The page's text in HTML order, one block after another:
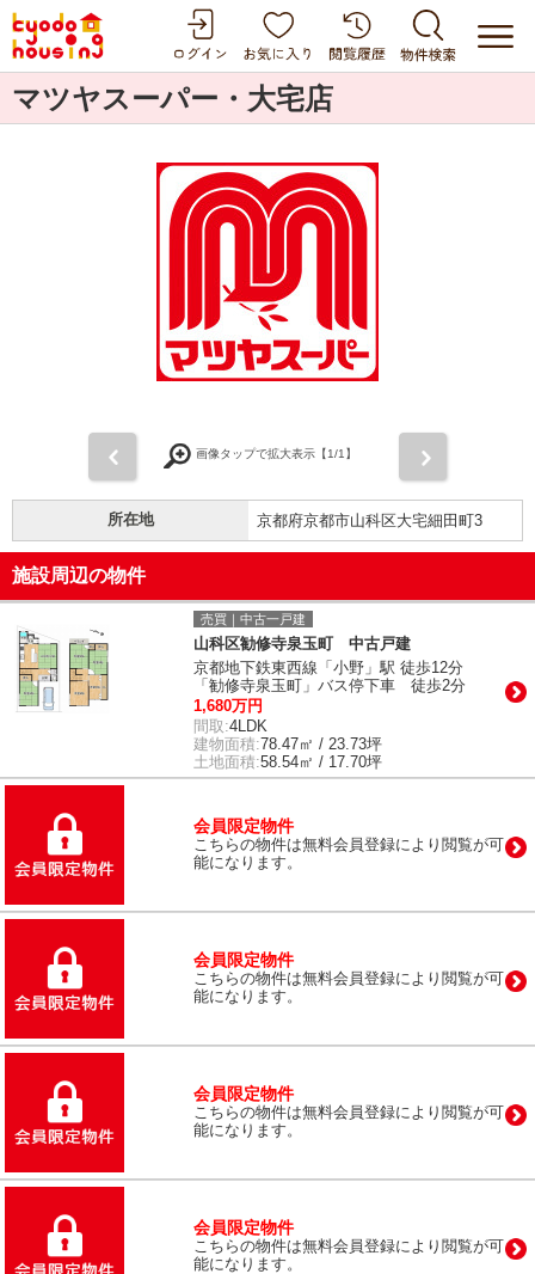
マツヤスーパー・大宅店
画像タップで拡大表示【1/1】
所在地 京都府京都市山科区大宅細田町3
施設周辺の物件
売買｜中古一戸建
山科区勧修寺泉玉町 中古戸建
京都地下鉄東西線「小野」駅 徒歩12分
「勧修寺泉玉町」バス停下車 徒歩2分
1,680万円
間取:4LDK
建物面積:78.47㎡ / 23.73坪
土地面積:58.54㎡ / 17.70坪
会員限定物件
こちらの物件は無料会員登録により閲覧が可
能になります。
会員限定物件
こちらの物件は無料会員登録により閲覧が可
能になります。
会員限定物件
こちらの物件は無料会員登録により閲覧が可
能になります。
会員限定物件
こちらの物件は無料会員登録により閲覧が可
能になります。